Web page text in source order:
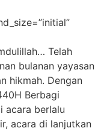
Telah
bulanan yayasan
hikmah. Dengan
Berbagi
acara berlalu
acara di lanjutkan